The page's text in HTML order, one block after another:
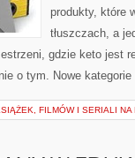
produkty, które
tłuszczach, a
gdzie keto jest
o tym. Nowe
FILMÓW I SERIALI NA